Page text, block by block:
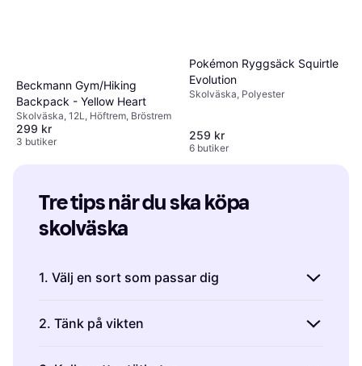
Beckmann Gym/Hiking
Backpack - Yellow Heart
Skolväska, 12L, Höftrem, Bröstrem
299 kr
3 butiker
Pokémon Ryggsäck Squirtle
Evolution
Skolväska, Polyester
259 kr
6 butiker
Tre tips när du ska köpa
skolväska
1. Välj en sort som passar dig
Det finns väskor för alla stilar och smaker. En
klassisk väska med axelrem håller ordning på
skolböcker och papper, men om den är för
2. Tänk på vikten